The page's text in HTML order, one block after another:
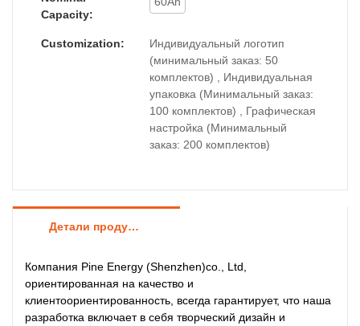
Capacity:
Customization:
Индивидуальный логотип
(минимальный заказ: 50
комплектов) , Индивидуальная
упаковка (Минимальный заказ:
100 комплектов) , Графическая
настройка (Минимальный
заказ: 200 комплектов)
Детали продуктов
Компания Pine Energy (Shenzhen)co., Ltd,
ориентированная на качество и
клиентоориентированность, всегда гарантирует, что наша
разработка включает в себя творческий дизайн и